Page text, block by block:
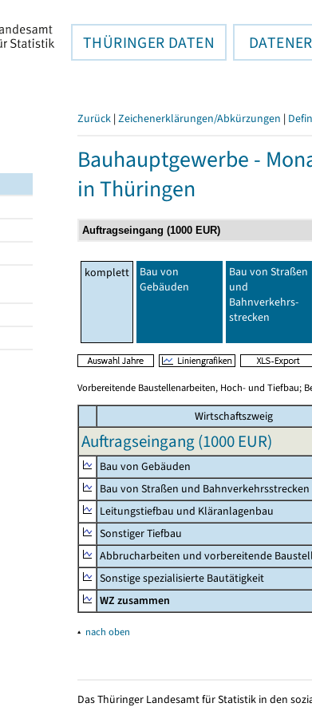
THÜRINGER DATEN
Zurück | Zeichenerklärungen/Abkürzungen |
Bauhauptgewerbe -
in Thüringen
komplett
Bau von
Gebäuden
Bau von Straßen
und
Bahnverkehrs-
strecken
Vorbereitende Baustellenarbeiten, Hoch- und Tiefbau;
Wirtschaftszweig
Auftragseingang (1000 EUR)
Bau von Gebäuden
Bau von Straßen und Bahnverkehrsstrecken
Leitungstiefbau und Kläranlagenbau
Sonstiger Tiefbau
Abbrucharbeiten und vorbereitende
Sonstige spezialisierte Bautätigkeit
WZ zusammen
▴ nach oben
Das Thüringer Landesamt für Statistik in den